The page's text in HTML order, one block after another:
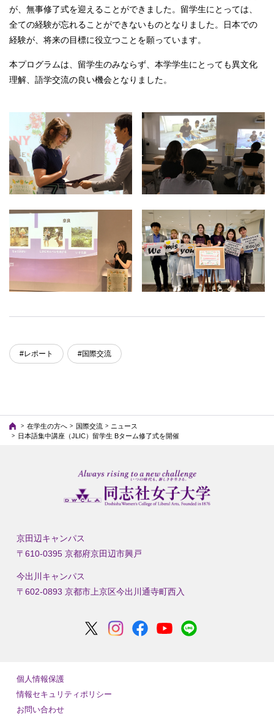
が、無事修了式を迎えることができました。留学生にとっては、
全ての経験が忘れることができないものとなりました。日本での
経験が、将来の目標に役立つことを願っています。
本プログラムは、留学生のみならず、本学学生にとっても異文化
理解、語学交流の良い機会となりました。
#レポート #国際交流
在学生の方へ 国際交流
ニュース
日本語集中講座（JLIC）留学生 Bターム修了式を開催
京田辺キャンパス
〒610-0395 京都府京田辺市興戸
今出川キャンパス
〒602-0893 京都市上京区今出川通寺町西入
個人情報保護
情報セキュリティポリシー
お問い合わせ